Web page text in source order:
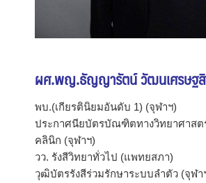
ผศ.พญ.ธัญญารัตน์ วัฒนเศรษฐ
พบ.(เกียรตินิยมอันดับ 1) (จุฬาฯ)
ประกาศนียบัตรบัณฑิตทางวิทยาศาสต
คลินิก (จุฬาฯ)
วว. รังสีวิทยาทั่วไป (แพทยสภา)
วุฒิบัตรรังสีร่วมรักษาระบบลำตัว (จุฬา